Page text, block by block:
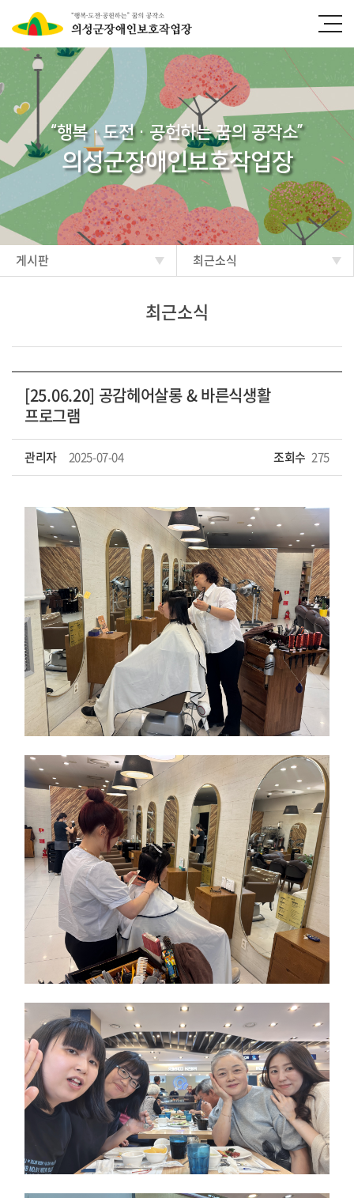
“행복·도전·공헌하는 꿈의 공작소”
의성군장애인보호작업장
게시판 최근소식
최근소식
[25.06.20] 공감헤어살롱 & 바른식생활
프로그램
관리자 2025-07-04 조회수 275